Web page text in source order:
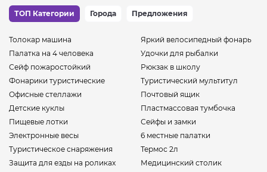
ТОП Категории Города Предложения
Толокар машина
Палатка на 4 человека
Сейф пожаростойкий
Фонарики туристические
Офисные стеллажи
Детские куклы
Пищевые лотки
Электронные весы
Яркий велосипедный фонарь
Удочки для рыбалки
Рюкзак в школу
Туристический мультитул
Почтовый ящик
Пластмассовая тумбочка
Сейфы и замки
6 местные палатки
Туристическое снаряжения
Защита для езды на роликах
Термос 2л
Медицинский столик